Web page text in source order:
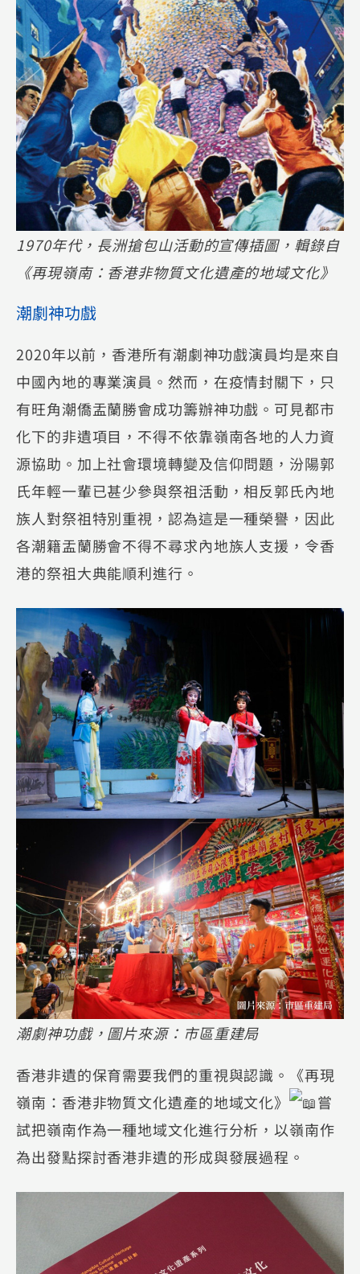
1970年代，長洲搶包山活動的宣傳插圖，輯錄自
《再現嶺南：香港非物質文化遺產的地域文化》
潮劇神功戲
2020年以前，香港所有潮劇神功戲演員均是來自
中國內地的專業演員。然而，在疫情封關下，只
有旺角潮僑盂蘭勝會成功籌辦神功戲。可見都市
化下的非遺項目，不得不依靠嶺南各地的人力資
源協助。加上社會環境轉變及信仰問題，汾陽郭
氏年輕一輩已甚少參與祭祖活動，相反郭氏內地
族人對祭祖特別重視，認為這是一種榮譽，因此
各潮籍盂蘭勝會不得不尋求內地族人支援，令香
港的祭祖大典能順利進行。
潮劇神功戲，圖片來源：市區重建局
香港非遺的保育需要我們的重視與認識。《再現
嶺南：香港非物質文化遺產的地域文化》
嘗
試把嶺南作為一種地域文化進行分析，以嶺南作
為出發點探討香港非遺的形成與發展過程。